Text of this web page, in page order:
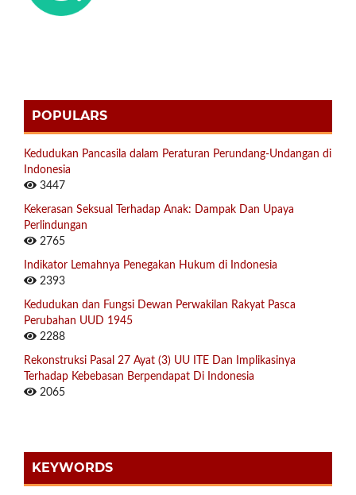
POPULARS
Kedudukan Pancasila dalam Peraturan Perundang-Undangan di
Indonesia
3447
Kekerasan Seksual Terhadap Anak: Dampak Dan Upaya
Perlindungan
2765
Indikator Lemahnya Penegakan Hukum di Indonesia
2393
Kedudukan dan Fungsi Dewan Perwakilan Rakyat Pasca
Perubahan UUD 1945
2288
Rekonstruksi Pasal 27 Ayat (3) UU ITE Dan Implikasinya
Terhadap Kebebasan Berpendapat Di Indonesia
2065
KEYWORDS